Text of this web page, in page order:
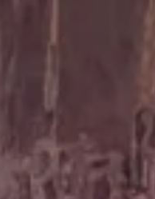
Hva skjer?